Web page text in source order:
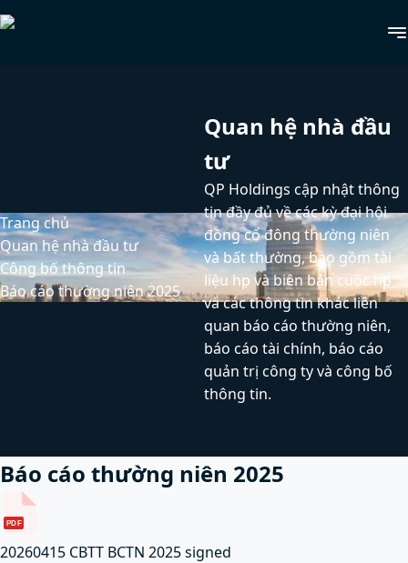
Trang chủ
Quan hệ nhà đầu tư
Công bố thông tin
Báo cáo thường niên 2025
Quan hệ nhà đầu
tư
QP Holdings cập nhật thông
tin đầy đủ về các kỳ đại hội
đồng cổ đông thường niên
và bất thường, bao gồm tài
liệu họp và biên bản cuộc họp
và các thông tin khác liên
quan báo cáo thường niên,
báo cáo tài chính, báo cáo
quản trị công ty và công bố
thông tin.
Báo cáo thường niên 2025
PDF
20260415 CBTT BCTN 2025 signed